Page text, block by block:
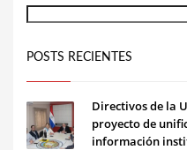
POSTS RECIENTES
Directivos de la
proyecto de
información